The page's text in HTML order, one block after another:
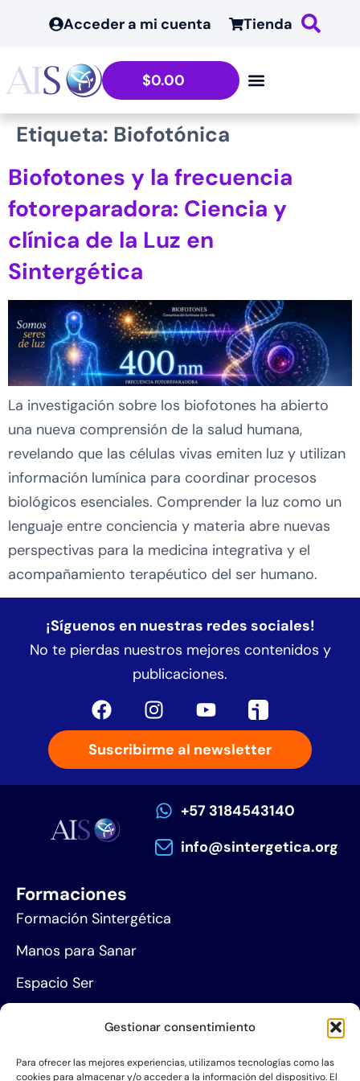
Gestionar consentimiento
Para ofrecer las mejores experiencias, utilizamos tecnologías como las
cookies para almacenar y/o acceder a la información del dispositivo. El
contenido
Acceder a mi cuenta Tienda
$0.00
Etiqueta: Biofotónica
Biofotones y la frecuencia
fotoreparadora: Ciencia y
clínica de la Luz en
Sintergética
La investigación sobre los biofotones ha abierto
una nueva comprensión de la salud humana,
revelando que las células vivas emiten luz y utilizan
información lumínica para coordinar procesos
biológicos esenciales. Comprender la luz como un
lenguaje entre conciencia y materia abre nuevas
perspectivas para la medicina integrativa y el
acompañamiento terapéutico del ser humano.
¡Síguenos en nuestras redes sociales!
No te pierdas nuestros mejores contenidos y
publicaciones.
Suscribirme al newsletter
+57 3184543140
info@sintergetica.org
Formaciones
Formación Sintergética
Manos para Sanar
Espacio Ser